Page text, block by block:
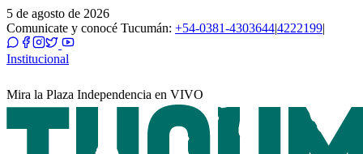
5 de agosto de 2026
Comunicate y conocé Tucumán: +54-0381-4303644|4222199|
Institucional
Mira la Plaza Independencia en VIVO